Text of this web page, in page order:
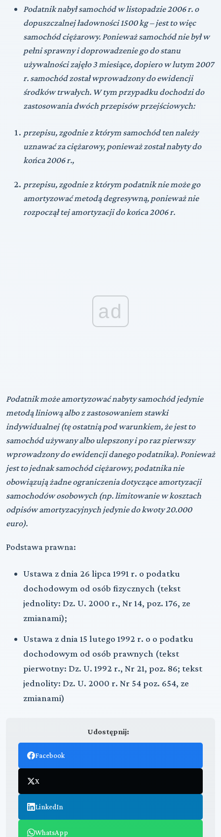
Podatnik nabył samochód w listopadzie 2006 r. o
dopuszczalnej ładowności 1500 kg – jest to więc
samochód ciężarowy. Ponieważ samochód nie był w
pełni sprawny i doprowadzenie go do stanu
używalności zajęło 3 miesiące, dopiero w lutym 2007
r. samochód został wprowadzony do ewidencji
środków trwałych. W tym przypadku dochodzi do
zastosowania dwóch przepisów przejściowych:
przepisu, zgodnie z którym samochód ten należy
uznawać za ciężarowy, ponieważ został nabyty do
końca 2006 r.,
przepisu, zgodnie z którym podatnik nie może go
amortyzować metodą degresywną, ponieważ nie
rozpoczął tej amortyzacji do końca 2006 r.
ad
Podatnik może amortyzować nabyty samochód jedynie
metodą liniową albo z zastosowaniem stawki
indywidualnej (tę ostatnią pod warunkiem, że jest to
samochód używany albo ulepszony i po raz pierwszy
wprowadzony do ewidencji danego podatnika). Ponieważ
jest to jednak samochód ciężarowy, podatnika nie
obowiązują żadne ograniczenia dotyczące amortyzacji
samochodów osobowych (np. limitowanie w kosztach
odpisów amortyzacyjnych jedynie do kwoty 20.000
euro).
Podstawa prawna:
Ustawa z dnia 26 lipca 1991 r. o podatku
dochodowym od osób fizycznych (tekst
jednolity: Dz. U. 2000 r., Nr 14, poz. 176, ze
zmianami);
Ustawa z dnia 15 lutego 1992 r. o o podatku
dochodowym od osób prawnych (tekst
pierwotny: Dz. U. 1992 r., Nr 21, poz. 86; tekst
jednolity: Dz. U. 2000 r. Nr 54 poz. 654, ze
zmianami)
Udostępnij:
Facebook
X
LinkedIn
WhatsApp